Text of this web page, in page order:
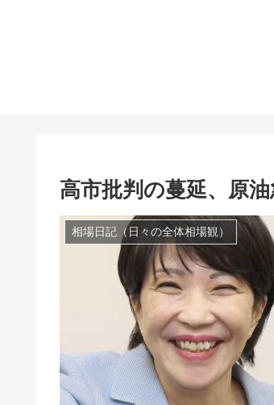
高市批判の蔓延、原
相場日記（日々の全体相場観）